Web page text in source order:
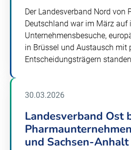
Der Landesverband Nord von
Deutschland war im März auf
Unternehmensbesuche,
in Brüssel und Austausch mit
Entscheidungsträgern
30.03.2026
Landesverband Ost
und Sachsen-Anhalt